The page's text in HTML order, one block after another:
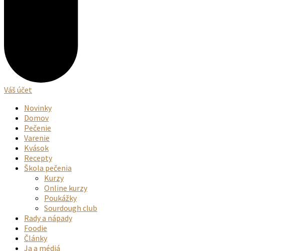
Váš účet
Novinky
Domov
Pečenie
Varenie
Kvások
Recepty
Škola pečenia
Kurzy
Online kurzy
Poukážky
Sourdough club
Rady a nápady
Foodie
Články
Ja a médiá